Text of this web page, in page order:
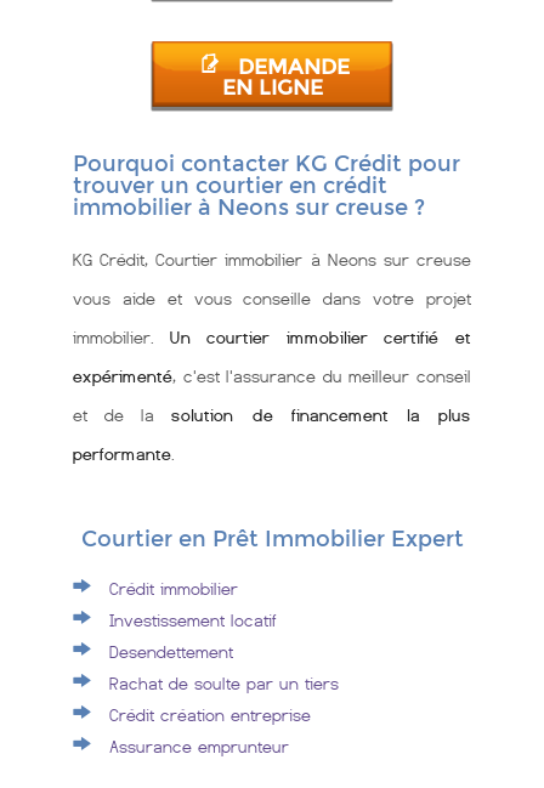
DEMANDE
EN LIGNE
Pourquoi contacter KG Crédit pour
trouver un courtier en crédit
immobilier à Neons sur creuse ?
KG Crédit, Courtier immobilier à Neons sur creuse
vous aide et vous conseille dans votre projet
immobilier. Un courtier immobilier certifié et
expérimenté, c'est l'assurance du meilleur conseil
et de lasolution de financement la plus
performante
Courtier en Prêt Immobilier Expert
Crédit immobilier
Investissement locatif
Desendettement
Rachat de soulte par un tiers
Crédit création entreprise
Assurance emprunteur